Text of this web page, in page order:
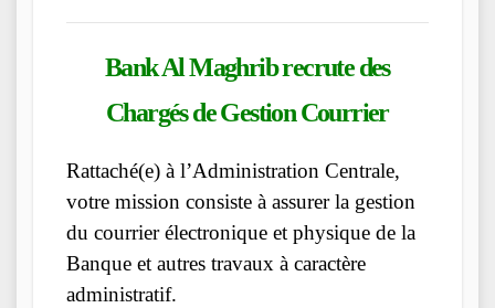
Bank Al Maghribrecrute des
Chargés de Gestion Courrier
Rattaché(e) à l’Administration Centrale,
votre mission consiste à assurer la gestion
du courrier électronique et physique de la
Banque et autres travaux à caractère
administratif.